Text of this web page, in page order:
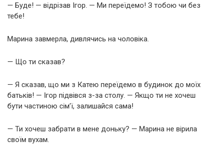
— Буде! — відрізав Ігор. — Ми переїдемо! З тобою чи без
тебе!
Марина завмерла, дивлячись на чоловіка.
— Що ти сказав?
— Я сказав, що ми з Катею переїдемо в будинок до моїх
батьків! — Ігор підвівся з-за столу. — Якщо ти не хочеш
бути частиною сім’ї, залишайся сама!
— Ти хочеш забрати в мене доньку? — Марина не вірила
своїм вухам.